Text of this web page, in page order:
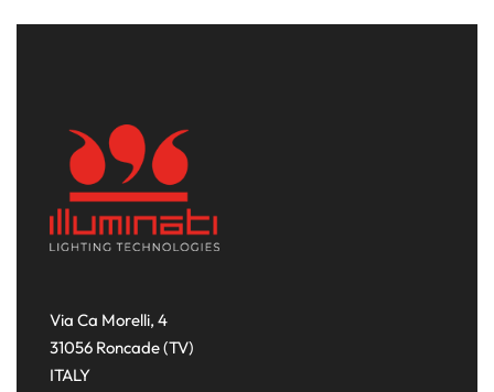
Via Ca Morelli, 4
31056 Roncade (TV)
ITALY